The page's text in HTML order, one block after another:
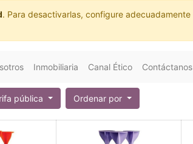
. Para desactivarlas, configure adecuadamente
Inmobiliaria Canal Ético Contáctanos
pública Ordenar por